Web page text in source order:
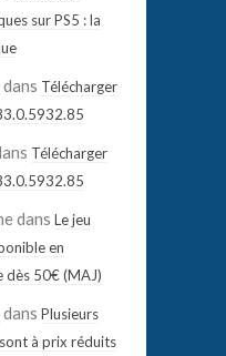
sur PS5 : la
dans Télécharger
Télécharger
dans Le jeu
en
dès 50€ (MAJ)
dans Plusieurs
sont à prix réduits